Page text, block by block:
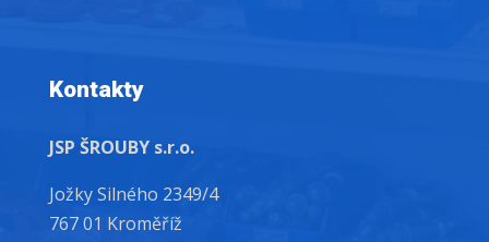
Kontakty
JSP ŠROUBY s.r.o.
Jožky Silného 2349/4
767 01 Kroměříž